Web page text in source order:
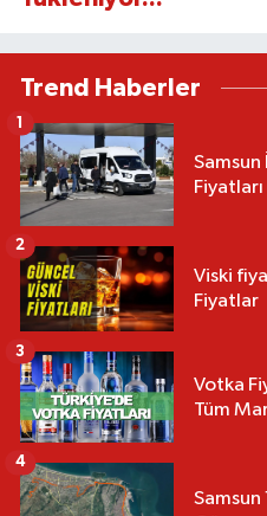
Trend Haberler
Samsun
1
Viski
Fiyatlar
2
Votka
Tüm
3
Samsun
4